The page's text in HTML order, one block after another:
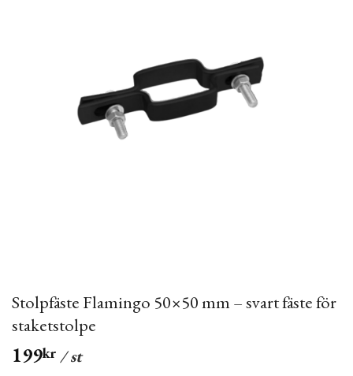
Stolpfäste Flamingo 50×50 mm – svart fäste för
staketstolpe
199kr / st